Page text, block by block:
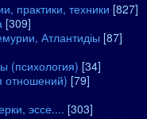
практики, техники [827]
[309]
Атлантидіы [87]
(психология) [34]
отношений) [79]
эссе.... [303]